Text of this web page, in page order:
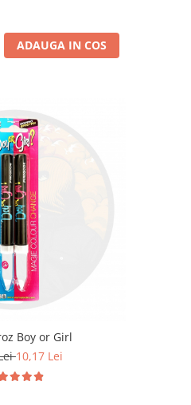
ADAUGA IN COS
Boy or Girl
10,17 Lei